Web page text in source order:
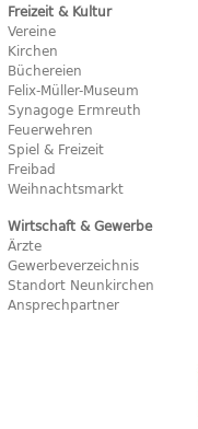
Freizeit & Kultur
Vereine
Kirchen
Büchereien
Felix-Müller-Museum
Synagoge Ermreuth
Feuerwehren
Spiel & Freizeit
Freibad
Weihnachtsmarkt
Wirtschaft & Gewerbe
Ärzte
Gewerbeverzeichnis
Standort Neunkirchen
Ansprechpartner